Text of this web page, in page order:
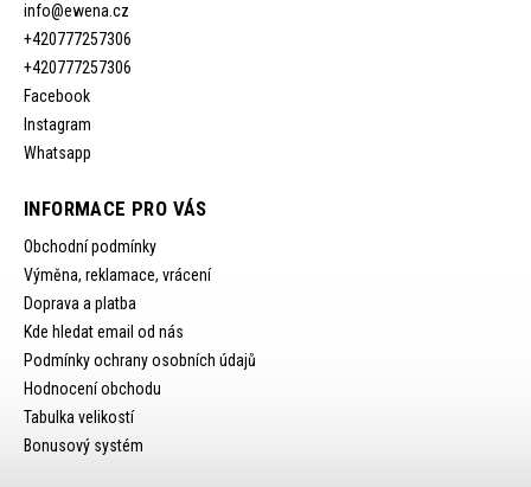
info@ewena.cz
+420777257306
+420777257306
Facebook
Instagram
Whatsapp
INFORMACE PRO VÁS
Obchodní podmínky
Výměna, reklamace, vrácení
Doprava a platba
Kde hledat email od nás
Podmínky ochrany osobních údajů
Hodnocení obchodu
Tabulka velikostí
Bonusový systém